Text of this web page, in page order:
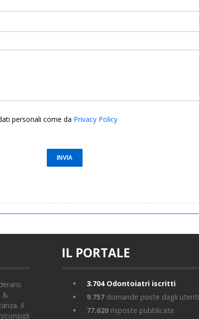
personali come da Privacy Policy
&
Il
consigli
IL PORTALE
3.704Odontoiatri iscritti
9.757 domande poste dagli utenti
77.620 risposte pubblicate